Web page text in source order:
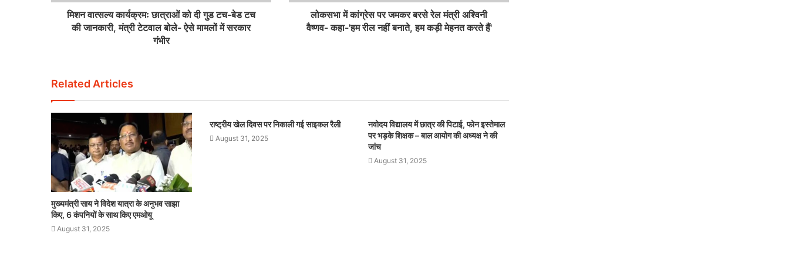
मिशन वात्सल्य कार्यक्रमः छात्राओं को दी गुड टच-बेड टच
की जानकारी, मंत्री टेटवाल बोले- ऐसे मामलों में सरकार
गंभीर
लोकसभा में कांग्रेस पर जमकर बरसे रेल मंत्री अश्विनी
वैष्णव- कहा-'हम रील नहीं बनाते, हम कड़ी मेहनत करते हैं'
Related Articles
मुख्यमंत्री साय ने विदेश यात्रा के अनुभव साझा
किए, 6 कंपनियों के साथ किए एमओयू
August 31, 2025
राष्ट्रीय खेल दिवस पर निकाली गई साइकल रैली
August 31, 2025
नवोदय विद्यालय में छात्र की पिटाई, फोन इस्तेमाल
पर भड़के शिक्षक – बाल आयोग की अध्यक्ष ने की
जांच
August 31, 2025